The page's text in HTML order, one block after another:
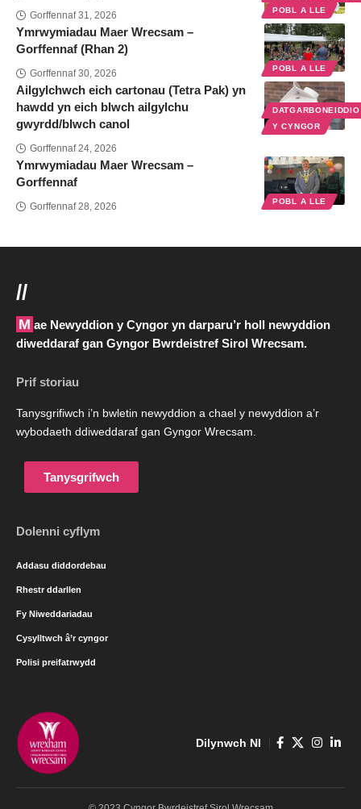
POBL A LLE
Gorffennaf 31, 2026
POBL A LLE
Ymrwymiadau Maer Wrecsam –
Gorffennaf (Rhan 2)
Gorffennaf 30, 2026
Y CYNGOR
Ailgylchwch eich cartonau (Tetra Pak) yn
hawdd yn eich blwch ailgylchu
gwyrdd/blwch canol
Gorffennaf 24, 2026
POBL A LLE
Ymrwymiadau Maer Wrecsam –
Gorffennaf
Gorffennaf 28, 2026
//
Mae Newyddion y Cyngor yn darparu’r holl newyddion
diweddaraf gan Gyngor Bwrdeistref Sirol Wrecsam.
Prif storiau
Tanysgrifiwch i’n bwletin newyddion a chael y newyddion a’r
wybodaeth ddiweddaraf gan Gyngor Wrecsam.
Tanysgrifwch
Dolenni cyflym
Addasu diddordebau
Rhestr ddarllen
Fy Niweddariadau
Cysylltwch â’r cyngor
Polisi preifatrwydd
Dilynwch NI